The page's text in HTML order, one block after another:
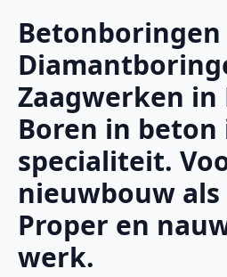
Betonboringen
Zaagwerken in
Boren in beton
specialiteit.
nieuwbouw
Proper en
werk.